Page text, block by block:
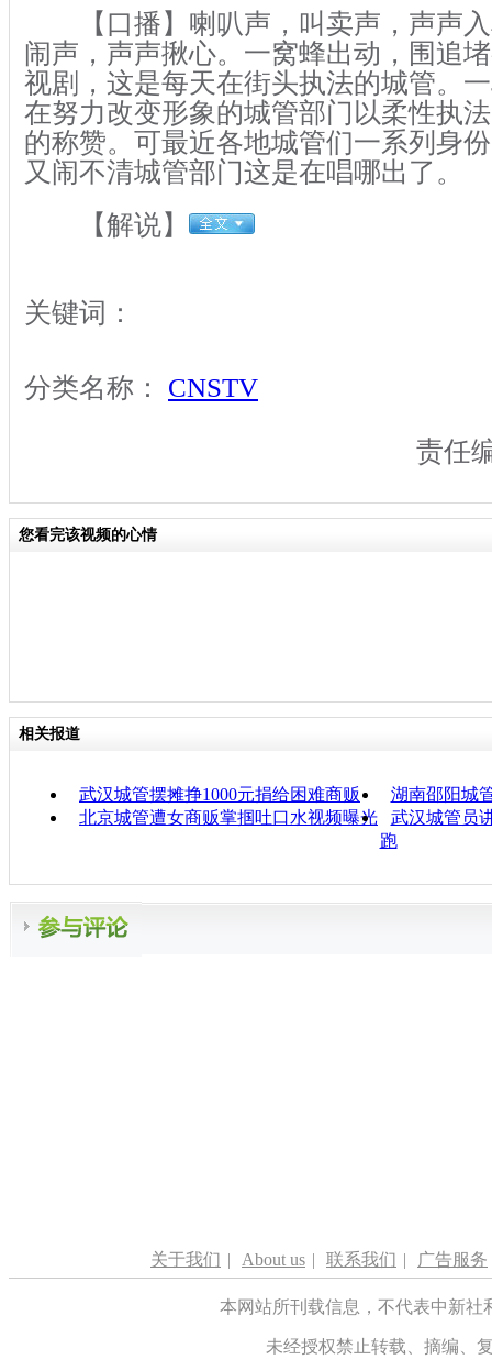
【口播】喇叭声，叫卖声，声声入
闹声，声声揪心。一窝蜂出动，围追
视剧，这是每天在街头执法的城管。
在努力改变形象的城管部门以柔性执
的称赞。可最近各地城管们一系列身
又闹不清城管部门这是在唱哪出了。
【解说】
关键词：
分类名称： CNSTV
责任
您看完该视频的心情
相关报道
武汉城管摆摊挣1000元捐给困难商贩
湖南邵阳城
北京城管遭女商贩掌掴吐口水视频曝光
武汉城管员
跑
关于我们 | About us | 联系我们 | 广告服务
本网站所刊载信息，不代表中新
未经授权禁止转载、摘编、